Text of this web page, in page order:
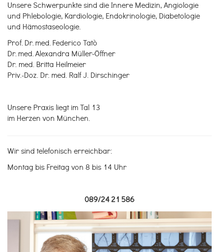
Unsere Schwerpunkte sind die Innere Medizin, Angiologie
und Phlebologie, Kardiologie, Endokrinologie, Diabetologie
und Hämostaseologie.
Prof. Dr. med. Federico Tatò
Dr. med. Alexandra Müller-Öffner
Dr. med. Britta Heilmeier
Priv.-Doz. Dr. med. Ralf J. Dirschinger
Unsere Praxis liegt im Tal 13
im Herzen von München.
Wir sind telefonisch erreichbar:
Montag bis Freitag von 8 bis 14 Uhr
089/24 21 586